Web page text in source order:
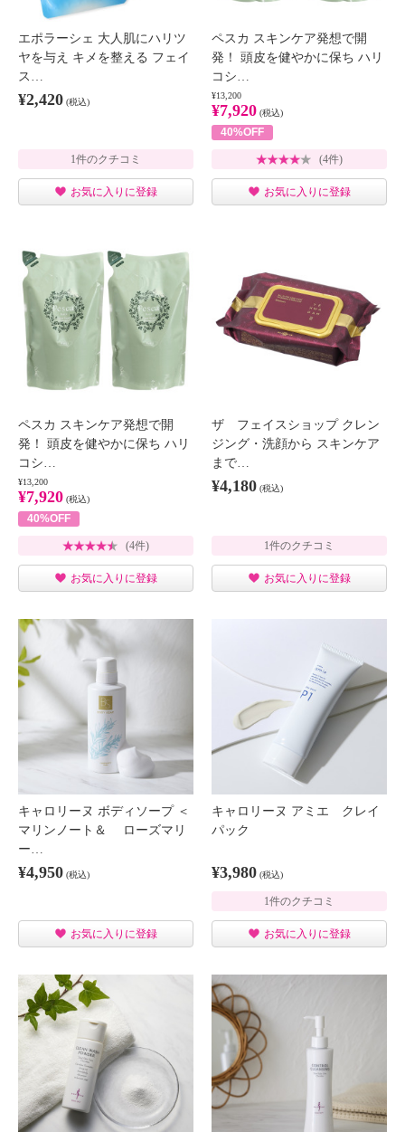
エポラーシェ 大人肌にハリツ
ヤを与え キメを整える フェイ
ス…
¥2,420 (税込)
1件のクチコミ
お気に入りに登録
ペスカ スキンケア発想で開
発！ 頭皮を健やかに保ち ハリ
コシ…
¥13,200
¥7,920 (税込)
40%OFF
(4件)
お気に入りに登録
ペスカ スキンケア発想で開
発！ 頭皮を健やかに保ち ハリ
コシ…
¥13,200
¥7,920 (税込)
40%OFF
(4件)
お気に入りに登録
ザ フェイスショップ クレン
ジング・洗顔から スキンケア
まで…
¥4,180 (税込)
1件のクチコミ
お気に入りに登録
キャロリーヌ ボディソープ ＜
マリンノート＆ ローズマリ
ー…
¥4,950 (税込)
お気に入りに登録
キャロリーヌ アミエ クレイ
パック
¥3,980 (税込)
1件のクチコミ
お気に入りに登録